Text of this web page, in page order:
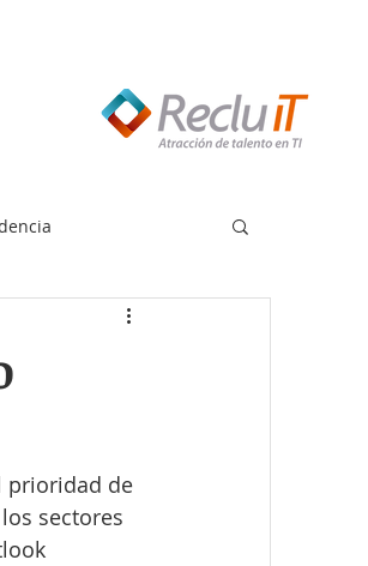
prioridad de
sectores